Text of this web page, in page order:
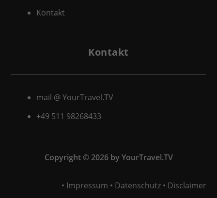
Kontakt
Kontakt
mail @ YourTravel.TV
+49 511 98268433
Copyright © 2026 by YourTravel.TV
• Impressum • Datenschutz• Disclaimer